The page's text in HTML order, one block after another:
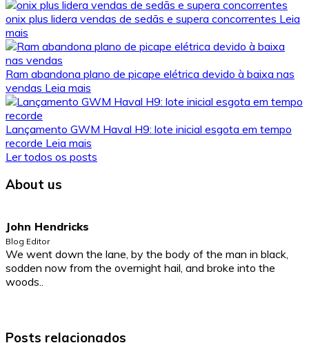
onix plus lidera vendas de sedãs e supera concorrentes Leia
mais
Ram abandona plano de picape elétrica devido à baixa nas
vendas Leia mais
Lançamento GWM Haval H9: lote inicial esgota em tempo
recorde Leia mais
Ler todos os posts
About us
John Hendricks
Blog Editor
We went down the lane, by the body of the man in black,
sodden now from the overnight hail, and broke into the
woods..
Posts relacionados